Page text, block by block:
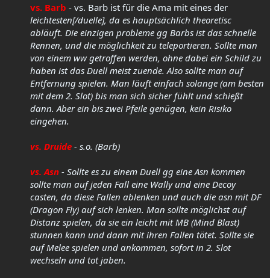
vs. Barb - vs. Barb ist für die Ama mit eines der
leichtesten[/duelle], da es hauptsächlich theoretisc
abläuft. Die einzigen probleme gg Barbs ist das schnelle
Rennen, und die möglichkeit zu teleportieren. Sollte man
von einem ww getroffen werden, ohne dabei ein Schild zu
haben ist das Duell meist zuende. Also sollte man auf
Entfernung spielen. Man läuft einfach solange (am besten
mit dem 2. Slot) bis man sich sicher fühlt und schießt
dann. Aber ein bis zwei Pfeile genügen, kein Risiko
eingehen.
vs. Druide - s.o. (Barb)
vs. Asn - Sollte es zu einem Duell gg eine Asn kommen
sollte man auf jeden Fall eine Wally und eine Decoy
casten, da diese Fallen ablenken und auch die asn mit DF
(Dragon Fly) auf sich lenken. Man sollte möglichst auf
Distanz spielen, da sie ein leicht mit MB (Mind Blast)
stunnen kann und dann mit ihren Fallen tötet. Sollte sie
auf Melee spielen und ankommen, sofort in 2. Slot
wechseln und tot jaben.